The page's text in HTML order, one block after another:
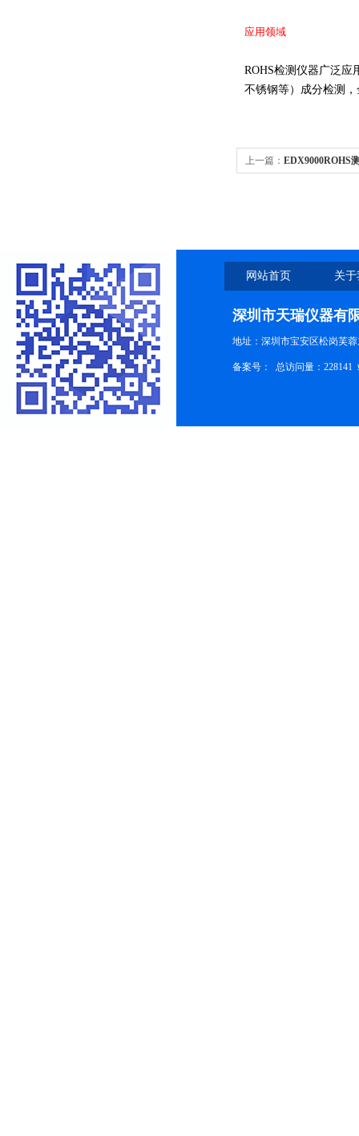
应用领域
ROHS检测仪器广泛应
不锈钢等）成分检测
上一篇： EDX9000ROHS
网站首页 关
深圳市天瑞仪器有
地址：深圳市宝安区松岗芙
备案号： 总访问量：228141